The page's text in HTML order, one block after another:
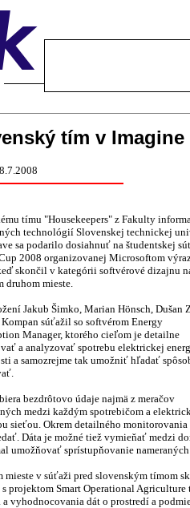
tím v
tímu "Housekeepers" z Fakulty
technológií Slovenskej technickej
sa podarilo dosiahnuť na študentskej
2008 organizovanej Microsoftom
skončil v kategórii softvérové dizajnu
druhom mieste.
Jakub Šimko, Marian Hönsch, Dušan
súťažil so softvérom Energy
Manager, ktorého cieľom je detailne
a analyzovať spotrebu elektrickej
a samozrejme tak umožniť hľadať
bezdrôtovo údaje najmä z meračov
medzi každým spotrebičom a
sieťou. Okrem detailného
Dáta je možné tiež vymieňať medzi
umožňovať sprístupňovanie
mieste v súťaži pred slovenským tímom
projektom Smart Operational
a vyhodnocovania dát o prostredí a